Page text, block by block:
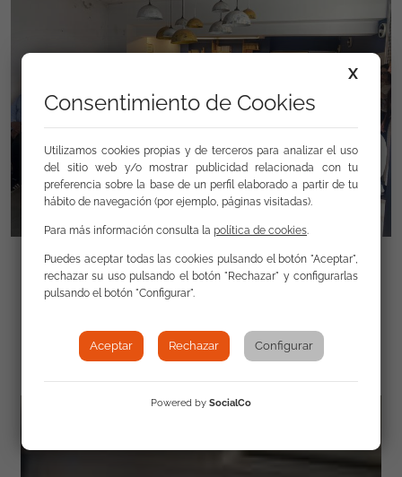
Galería
X
Consentimiento de Cookies
Utilizamos cookies propias y de terceros para analizar el uso
del sitio web y/o mostrar publicidad relacionada con tu
preferencia sobre la base de un perfil elaborado a partir de tu
hábito de navegación (por ejemplo, páginas visitadas).
Para más información consulta la política de cookies
Puedes aceptar todas las cookies pulsando el botón "Aceptar",
rechazar su uso pulsando el botón "Rechazar" y configurarlas
pulsando el botón "Configurar".
Aceptar Rechazar Configurar
Powered by SocialCo